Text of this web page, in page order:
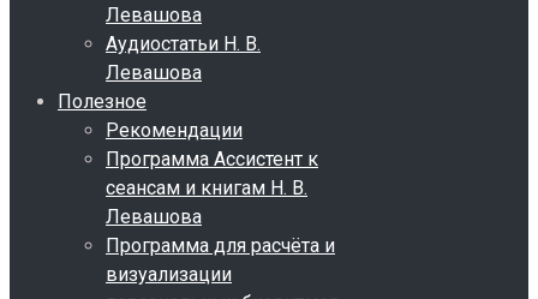
Левашова
Аудиостатьи Н. В.
Левашова
Полезное
Рекомендации
Программа Ассистент к
сеансам и книгам Н. В.
Левашова
Программа для расчёта и
визуализации